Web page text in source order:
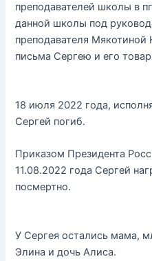
преподавателей школы в
данной школы под
преподавателя
письма Сергею и его
18 июля 2022 года,
Сергей погиб.
Приказом Президента
11.08.2022 года Сергей
посмертно.
У Сергея остались мама,
Элина и дочь Алиса.